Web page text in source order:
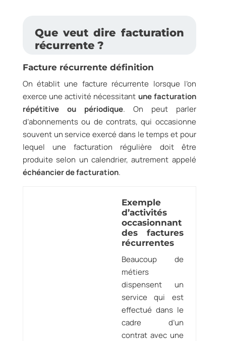
Que veut dire facturation
récurrente ?
Facture récurrente définition
On établit une facture récurrente lorsque l’on
exerce une activité nécessitant une facturation
répétitive ou périodique. On peut parler
d’abonnements ou de contrats, qui occasionne
souvent un service exercé dans le temps et pour
lequel une facturation régulière doit être
produite selon un calendrier, autrement appelé
échéancier de facturation.
Exemple
d’activités
occasionnant
des factures
récurrentes
Beaucoup de
métiers
dispensent un
service qui est
effectué dans le
cadre d’un
contrat avec une